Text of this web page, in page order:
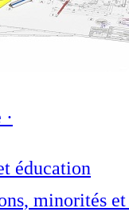
·
éducation
minorités